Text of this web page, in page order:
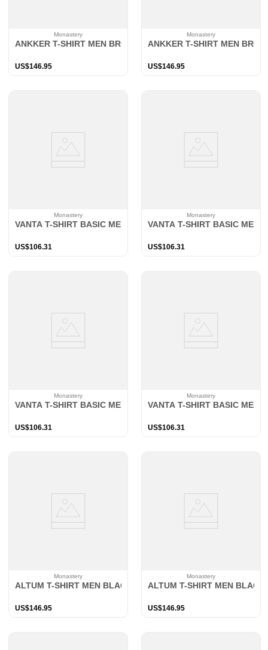
Monastery
ANKKER T-SHIRT MEN BROWN
US$146.95
Monastery
ANKKER T-SHIRT MEN
US$146.95
Monastery
VANTA T-SHIRT BASIC MEN BLACK
US$106.31
Monastery
VANTA T-SHIRT BASIC MEN
US$106.31
Monastery
VANTA T-SHIRT BASIC MEN WHITE
US$106.31
Monastery
VANTA T-SHIRT BASIC MEN
US$106.31
Monastery
ALTUM T-SHIRT MEN BLACK
US$146.95
Monastery
ALTUM T-SHIRT MEN BLACK
US$146.95